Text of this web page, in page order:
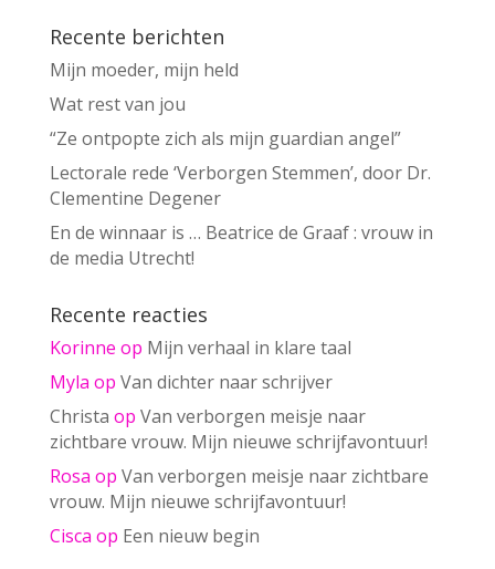
Recente berichten
Mijn moeder, mijn held
Wat rest van jou
“Ze ontpopte zich als mijn guardian angel”
Lectorale rede ‘Verborgen Stemmen’, door Dr.
Clementine Degener
En de winnaar is … Beatrice de Graaf : vrouw in
de media Utrecht!
Recente reacties
Korinne op Mijn verhaal in klare taal
Myla op Van dichter naar schrijver
Christa op Van verborgen meisje naar
zichtbare vrouw. Mijn nieuwe schrijfavontuur!
Rosa op Van verborgen meisje naar zichtbare
vrouw. Mijn nieuwe schrijfavontuur!
Cisca op Een nieuw begin